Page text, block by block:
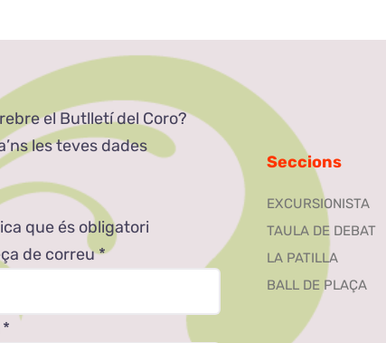
el Butlletí del Coro?
les teves dades
que és obligatori
de correu*
*
Seccions
EXCURSIONISTA
TAULA DE DEBAT
LA PATILLA
BALL DE PLAÇA